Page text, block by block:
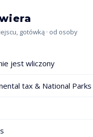
gotówką · od osoby
jest wliczony
tax & National Parks